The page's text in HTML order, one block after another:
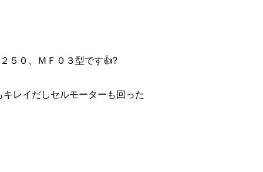
５０、ＭＦ０３型です👍?
レイだしセルモーターも回った